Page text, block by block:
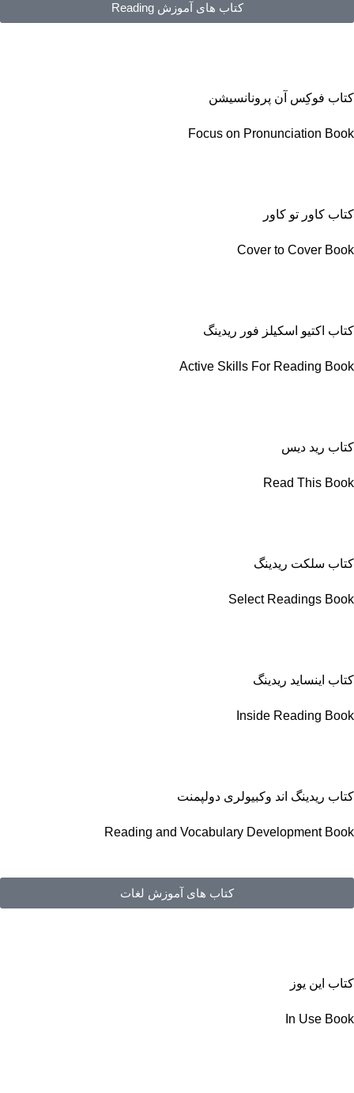
کتاب های آموزش Reading
کتاب فوکِس آن پرونانسیشن
Focus on Pronunciation Book
کتاب کاور تو کاور
Cover to Cover Book
کتاب اکتیو اسکیلز فور ریدینگ
Active Skills For Reading Book
کتاب رید دیس
Read This Book
کتاب سلکت ریدینگ
Select Readings Book
کتاب اینساید ریدینگ
Inside Reading Book
کتاب ریدینگ اند وکبیولری دولپمنت
Reading and Vocabulary Development Book
کتاب های آموزش لغات
کتاب این یوز
In Use Book